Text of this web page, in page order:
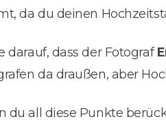
da du deinen
darauf, dass der Fotograf
da draußen, aber
du all diese Punkte